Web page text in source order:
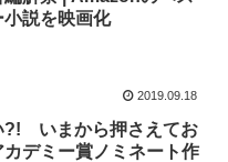
小説を映画化
2019.09.18
?! いまから押さえてお
カデミー賞ノミネート作